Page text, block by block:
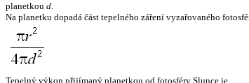
planetkou d.
Na planetku dopadá část tepelného záření vyzařovaného
Tepelný výkon přijímaný planetkou od fotosféry Slunce je